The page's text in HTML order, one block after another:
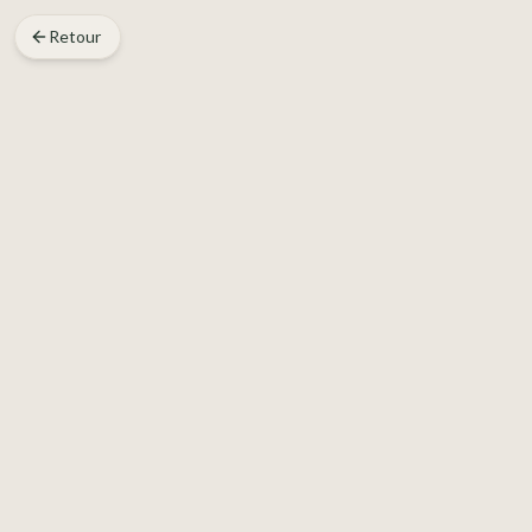
Retour